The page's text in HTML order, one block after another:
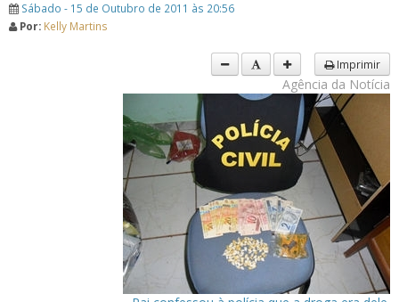
Sábado - 15 de Outubro de 2011 às 20:56
Por: Kelly Martins
Imprimir
Agência da Notícia